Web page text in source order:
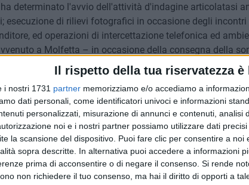
Il rispetto della tua riservatezza
i nostri 1731 partner memorizziamo e/o accediamo a
dati personali, come identificatori univoci e informazioni
personalizzati, misurazione di annunci e contenuti, analisi
noi e i nostri partner possiamo utilizzare dati
la scansione del dispositivo. Puoi fare clic per consentire a
sopra descritte. In alternativa puoi accedere a informazioni
prima di acconsentire o di negare il consenso. Si rende
non richiedere il tuo consenso, ma hai il diritto di opporti a
determinato l'avvio dell'attività d'indagine articolatasi
esecuzione di rilievi fotografici in occasione degli incontri
ed operazioni di intercettazione telefonica ed
a Molfetta – in occasione della consegna della
offesa (10 mila contenuti in una busta).
muore a
peschereccio al largo
Molfetta piange
Pisani, ultima
sartoria molfettese